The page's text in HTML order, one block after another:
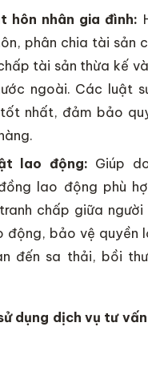
hôn nhân gia đình:
phân chia tài sản
tài sản thừa kế
ngoài. Các luật
nhất, đảm bảo
lao động: Giúp
lao động phù
chấp giữa
động, bảo vệ quyền
đến sa thải, bồi
dụng dịch vụ tư